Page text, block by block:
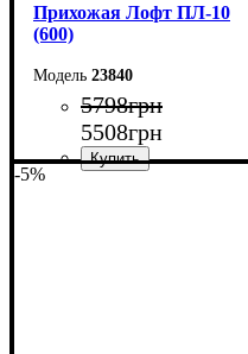
Прихожая Лофт ПЛ-10
(600)
23840
5798грн
5508грн
-5%